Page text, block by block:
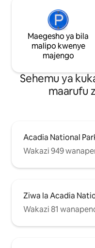
Maegesho ya bila
malipo kwenye
majengo
Sehemu ya
maarufu
Acadia National
Wakazi 949
Ziwa la Acadia
Wakazi 81